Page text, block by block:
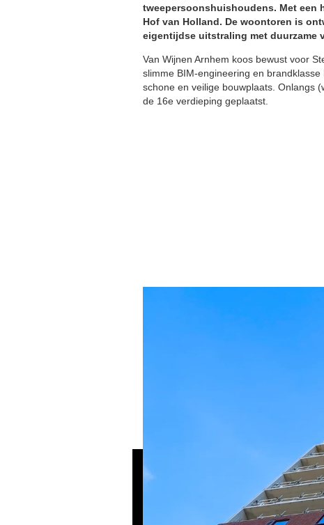
tweepersoonshuishoudens. Met een
Hof van Holland. De woontoren is
eigentijdse uitstraling met duurzame
Van Wijnen Arnhem koos bewust voor
slimme BIM-engineering en
schone en veilige bouwplaats. Onlangs
de 16e verdieping geplaatst.